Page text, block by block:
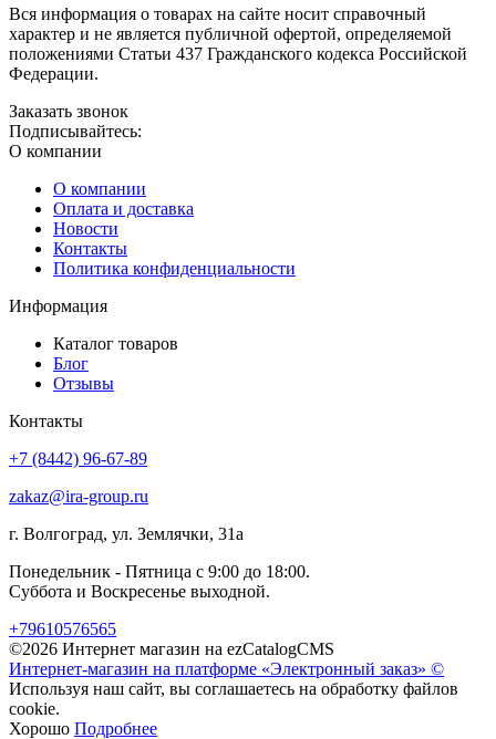
Вся информация о товарах на сайте носит справочный
характер и не является публичной офертой, определяемой
положениями Статьи 437 Гражданского кодекса Российской
Федерации.
Заказать звонок
Подписывайтесь:
О компании
О компании
Оплата и доставка
Новости
Контакты
Политика конфиденциальности
Информация
Каталог товаров
Блог
Отзывы
Контакты
+7 (8442) 96-67-89
zakaz@ira-group.ru
г. Волгоград, ул. Землячки, 31а
Понедельник - Пятница с 9:00 до 18:00.
Суббота и Воскресенье выходной.
+79610576565
©2026 Интернет магазин на ezCatalogCMS
Интернет-магазин на платформе «Электронный заказ» ©
Используя наш сайт, вы соглашаетесь на обработку файлов
cookie.
Хорошо Подробнее